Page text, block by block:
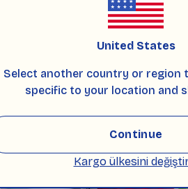
United States
Select another country or region
specific to your location and
Continue
Kargo ülkesini
1 değerlendirme